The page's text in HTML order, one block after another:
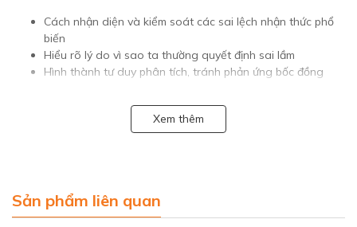
Cách nhận diện và kiểm soát các sai lệch nhận thức phổ
biến
Hiểu rõ lý do vì sao ta thường quyết định sai lầm
Hình thành tư duy phân tích, tránh phản ứng bốc đồng
Cuốn sách thực hành dành cho những ai muốn rèn luyện tư duy
phản biện sắc bén như một luật sư: khách quan, logic và dựa
Kỹ năng đặt câu hỏi và phân tích luận điểm
Xem thêm
Sản phẩm liên quan